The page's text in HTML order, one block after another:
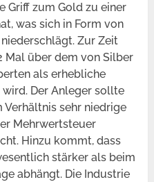
Griff zum Gold zu einer
was sich in Form von
Zur Zeit
Mal über dem von Silber
als erhebliche
Der Anleger sollte
sehr niedrige
Mehrwertsteuer
Hinzu kommt, dass
stärker als beim
abhängt. Die Industrie